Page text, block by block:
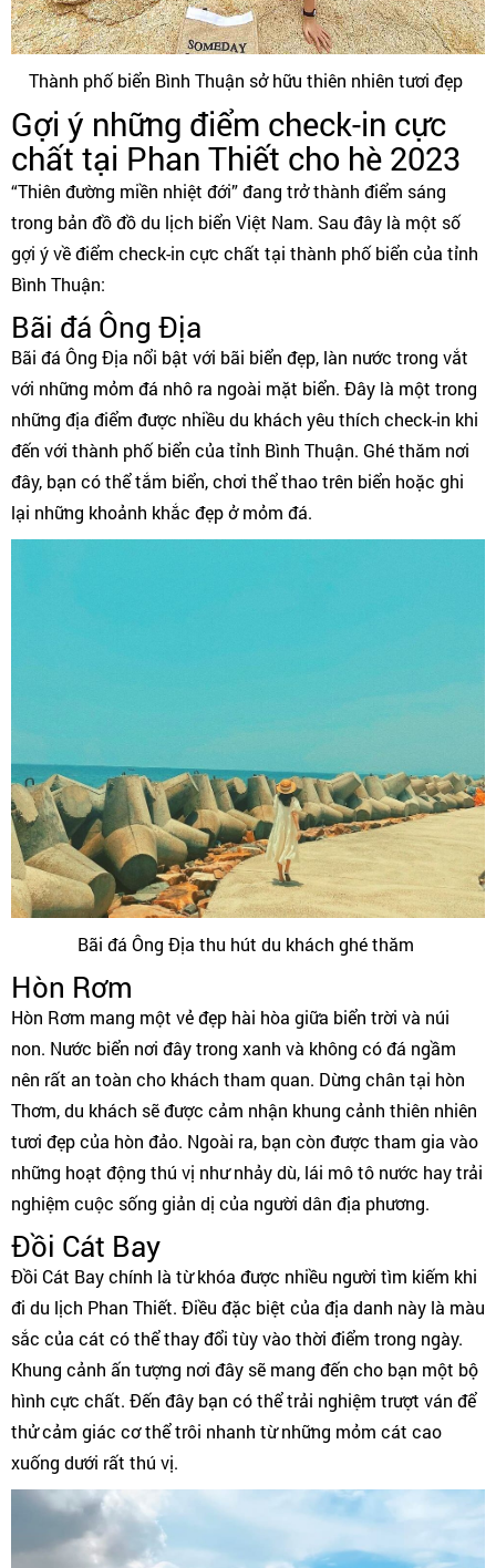
Thành phố biển Bình Thuận sở hữu thiên nhiên tươi đẹp
Gợi ý những điểm check-in cực
chất tại Phan Thiết cho hè 2023
“Thiên đường miền nhiệt đới” đang trở thành điểm sáng
trong bản đồ đồ du lịch biển Việt Nam. Sau đây là một số
gợi ý về điểm check-in cực chất tại thành phố biển của tỉnh
Bình Thuận:
Bãi đá Ông Địa
Bãi đá Ông Địa nổi bật với bãi biển đẹp, làn nước trong vắt
với những mỏm đá nhô ra ngoài mặt biển. Đây là một trong
những địa điểm được nhiều du khách yêu thích check-in khi
đến với thành phố biển của tỉnh Bình Thuận. Ghé thăm nơi
đây, bạn có thể tắm biển, chơi thể thao trên biển hoặc ghi
lại những khoảnh khắc đẹp ở mỏm đá.
Bãi đá Ông Địa thu hút du khách ghé thăm
Hòn Rơm
Hòn Rơm mang một vẻ đẹp hài hòa giữa biển trời và núi
non. Nước biển nơi đây trong xanh và không có đá ngầm
nên rất an toàn cho khách tham quan. Dừng chân tại hòn
Thơm, du khách sẽ được cảm nhận khung cảnh thiên nhiên
tươi đẹp của hòn đảo. Ngoài ra, bạn còn được tham gia vào
những hoạt động thú vị như nhảy dù, lái mô tô nước hay trải
nghiệm cuộc sống giản dị của người dân địa phương.
Đồi Cát Bay
Đồi Cát Bay chính là từ khóa được nhiều người tìm kiếm khi
đi du lịch Phan Thiết. Điều đặc biệt của địa danh này là màu
sắc của cát có thể thay đổi tùy vào thời điểm trong ngày.
Khung cảnh ấn tượng nơi đây sẽ mang đến cho bạn một bộ
hình cực chất. Đến đây bạn có thể trải nghiệm trượt ván để
thử cảm giác cơ thể trôi nhanh từ những mỏm cát cao
xuống dưới rất thú vị.